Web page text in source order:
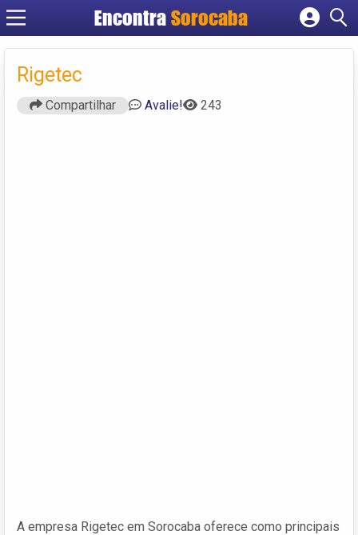
EncontraSorocaba
Cadastrar empresa
Rigetec
Compartilhar Avalie! 243
A empresa Rigetec em Sorocaba oferece como principais